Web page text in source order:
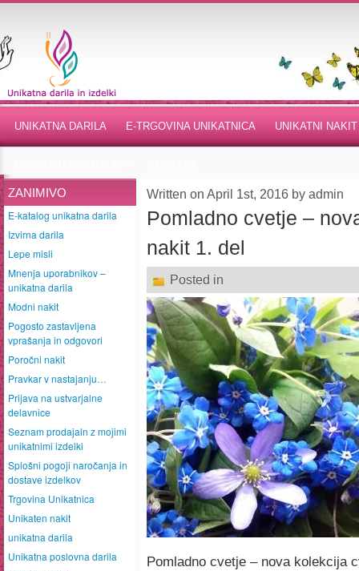
UNIKATNA DARILA E-TRGOVINA UNIKATNICA UNIKATNI NAKIT
ZANIMIVO
E-katalog unikatna darila
Izvirna darila
Lepe misli
Mnenja uporabnikov –
unikatna darila
Modni nakit
Pogosto zastavljena
vprašanja in odgovori
Poročni nakit
Pravkar v nastajanju…
Prijava na ustvarjalne
delavnice
Seznam prodajaln z mojimi
unikatnimi izdelki
Splošni pogoji naročanja in
dostave izdelkov
Trgovina Unikatnica
Unikaten nakit
unikatna darila
Unikatna poslovna darila
Written on April 1st, 2016 by admin
Pomladno cvetje –
nakit 1. del
Posted in
Pomladno cvetje – nova kolekcija